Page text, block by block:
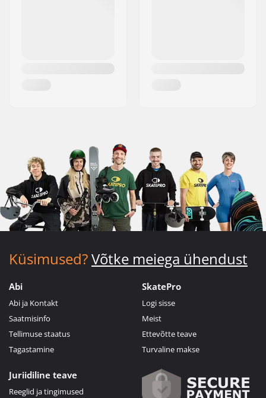
Küsimused?Võtke meiega ühendust
Abi
Abi ja Kontakt
Saatmisinfo
Tellimuse staatus
Tagastamine
SkatePro
Logi sisse
Meist
Ettevõtte teave
Turvaline makse
Juriidiline teave
Reeglid ja tingimused